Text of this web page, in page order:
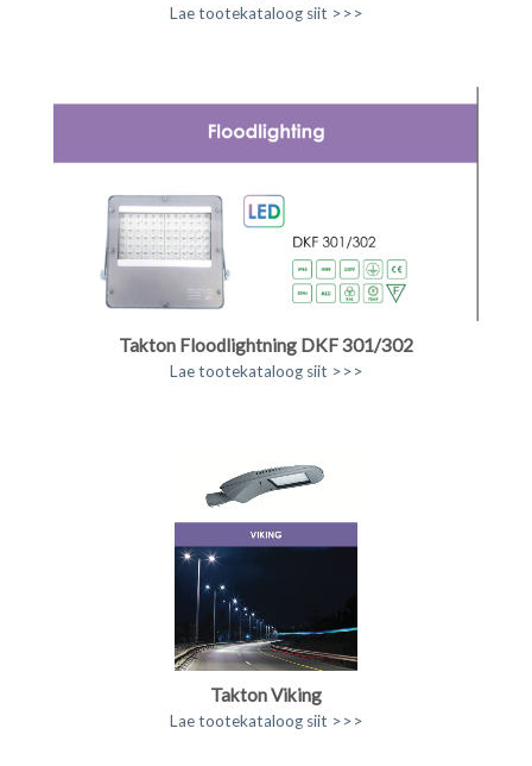
Lae tootekataloog siit >>>
Takton Floodlightning DKF 301/302
Lae tootekataloog siit >>>
Takton Viking
Lae tootekataloog siit >>>